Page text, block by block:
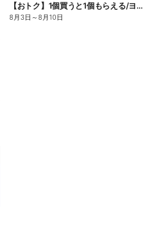
【おトク】1個買うと1個もらえる/ヨーグルト
8月3日 ～8月10日